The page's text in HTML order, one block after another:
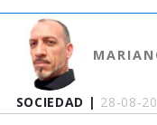
SOCIEDAD | 28-08-